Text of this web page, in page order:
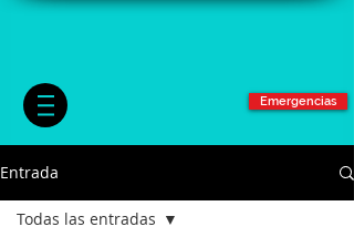
Emergencias
Entrada
Todas las entradas